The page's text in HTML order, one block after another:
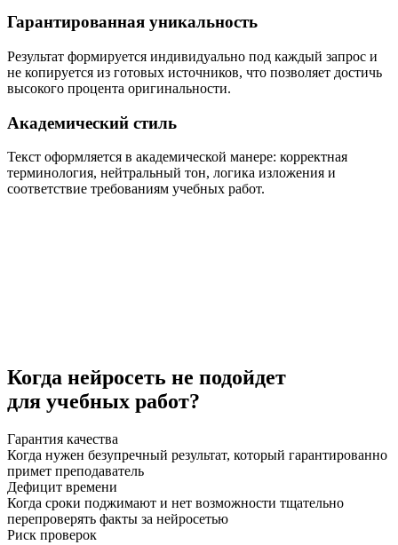
Гарантированная уникальность
Результат формируется индивидуально под каждый запрос и
не копируется из готовых источников, что позволяет достичь
высокого процента оригинальности.
Академический стиль
Текст оформляется в академической манере: корректная
терминология, нейтральный тон, логика изложения и
соответствие требованиям учебных работ.
Когда нейросеть не подойдет
для учебных работ?
Гарантия качества
Когда нужен безупречный результат, который гарантированно
примет преподаватель
Дефицит времени
Когда сроки поджимают и нет возможности тщательно
перепроверять факты за нейросетью
Риск проверок